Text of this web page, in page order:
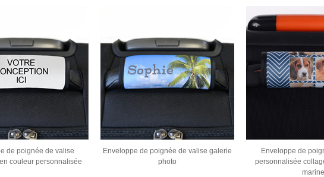
de poignée de valise
couleur personnalisée
Enveloppe de poignée de valise galerie
photo
Enveloppe de
personnalisée
marine